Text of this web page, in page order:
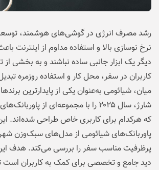
رشد مصرف انرژی در گوشی‌های هوشمند،
نرخ نوسازی بالا و استفاده مداوم از اینترنت
دیگر یک ابزار جانبی ساده نباشند و به بخشی
کاربران در سفر، محل کار و استفاده روزمره
میان، شیائومی به‌عنوان یکی از پایدارترین
شارژ، سال ۲۰۲۵ را با مجموعه‌ای از
که هرکدام برای کاربری خاص طراحی شده‌اند.
پاوربانک‌های شیائومی از مدل‌های سبک‌وزن
پرظرفیت مناسب سفر را بررسی می‌کند. هدف این
دید جامع و تخصصی برای کمک به کاربران است